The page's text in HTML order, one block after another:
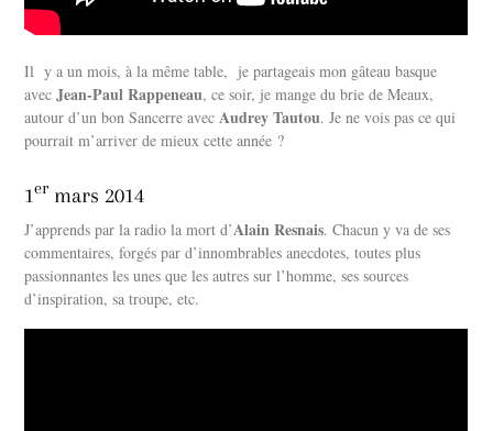
Il y a un mois, à la même table, je partageais mon gâteau basque
avecJean-Paul Rappeneau, ce soir, je mange du brie de Meaux,
autour d’un bon Sancerre avec Audrey Tautou. Je ne vois pas ce qui
pourrait m’arriver de mieux cette année ?
1er mars 2014
J’apprends par la radio la mort d’Alain Resnais. Chacun y va de ses
commentaires, forgés par d’innombrables anecdotes, toutes plus
passionnantes les unes que les autres sur l’homme, ses sources
d’inspiration, sa troupe, etc.